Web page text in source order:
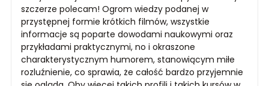
szczerze polecam! Ogrom wiedzy podanej w
przystępnej formie krótkich filmów, wszystkie
informacje są poparte dowodami naukowymi oraz
przykładami praktycznymi, no i okraszone
charakterystycznym humorem, stanowiącym miłe
rozluźnienie, co sprawia, że całość bardzo przyjemnie